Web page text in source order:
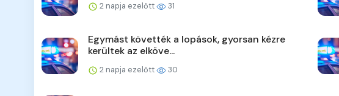
2 napja ezelőtt 31
Egymást követték a lopások, gyorsan kézre
kerültek az elköve...
2 napja ezelőtt 30